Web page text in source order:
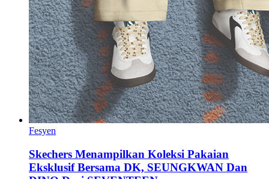
Fesyen
Skechers Menampilkan Koleksi Pakaian
Eksklusif Bersama DK, SEUNGKWAN Dan